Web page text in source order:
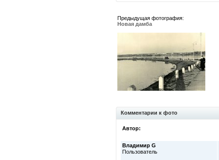
Предыдущая фотография:
Новая дамба
Комментарии к фото
Автор:
Владимир G
Пользователь